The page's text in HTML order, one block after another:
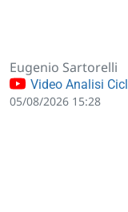
Eugenio Sartorelli
Video Analisi
05/08/2026 15:28